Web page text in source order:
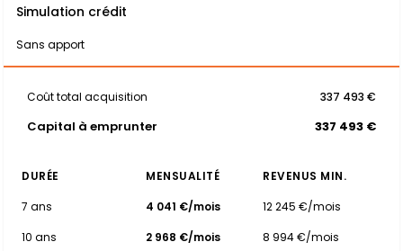
Simulation crédit
Sans apport
Coût total acquisition 337 493 €
Capital à emprunter 337 493 €
DURÉE MENSUALITÉ
REVENUS MIN.
7 ans
4 041 €/mois
12 245 €/mois
10 ans
2 968 €/mois 8 994 €/mois